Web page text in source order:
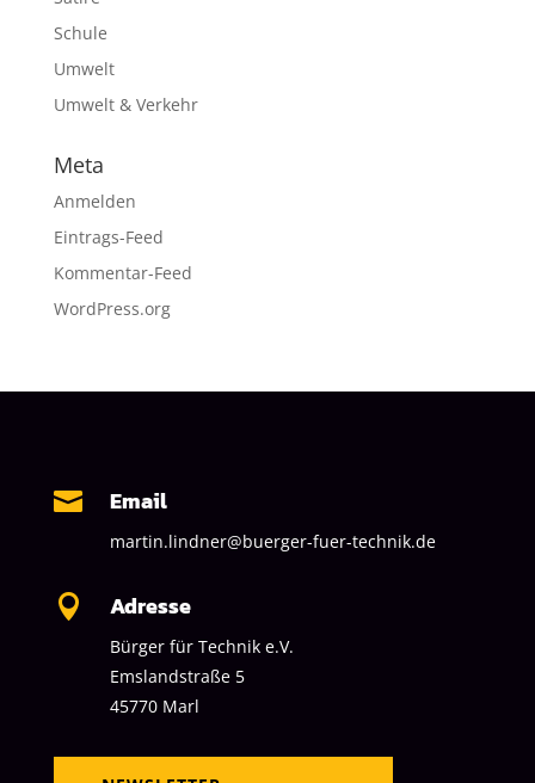
Schule
Umwelt
Umwelt & Verkehr
Meta
Anmelden
Eintrags-Feed
Kommentar-Feed
WordPress.org
 Email
martin.lindner@buerger-fuer-technik.de
 Adresse
Bürger für Technik e.V.
Emslandstraße 5
45770 Marl